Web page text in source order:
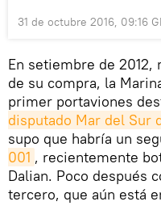
31 de octubre 2016, 09:16
En setiembre de 2012,
de su compra, la
primer portaviones
disputado Mar del Sur
supo que habría un
001 , recientemente
Dalian. Poco después
tercero, que aún está